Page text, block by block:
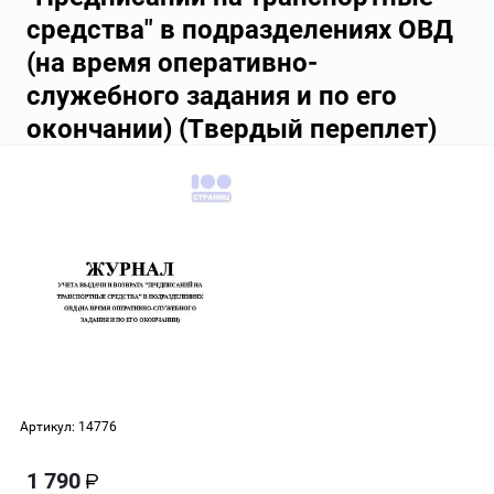
средства" в подразделениях ОВД
(на время оперативно-
служебного задания и по его
окончании) (Твердый переплет)
Артикул: 14776
1 790